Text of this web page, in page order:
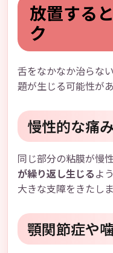
放置する
ク
舌をなかなか治らな
題が生じる可能性があ
慢性的な痛
同じ部分の粘膜が慢
が繰り返し生じるよ
大きな支障をきたしま
顎関節症や